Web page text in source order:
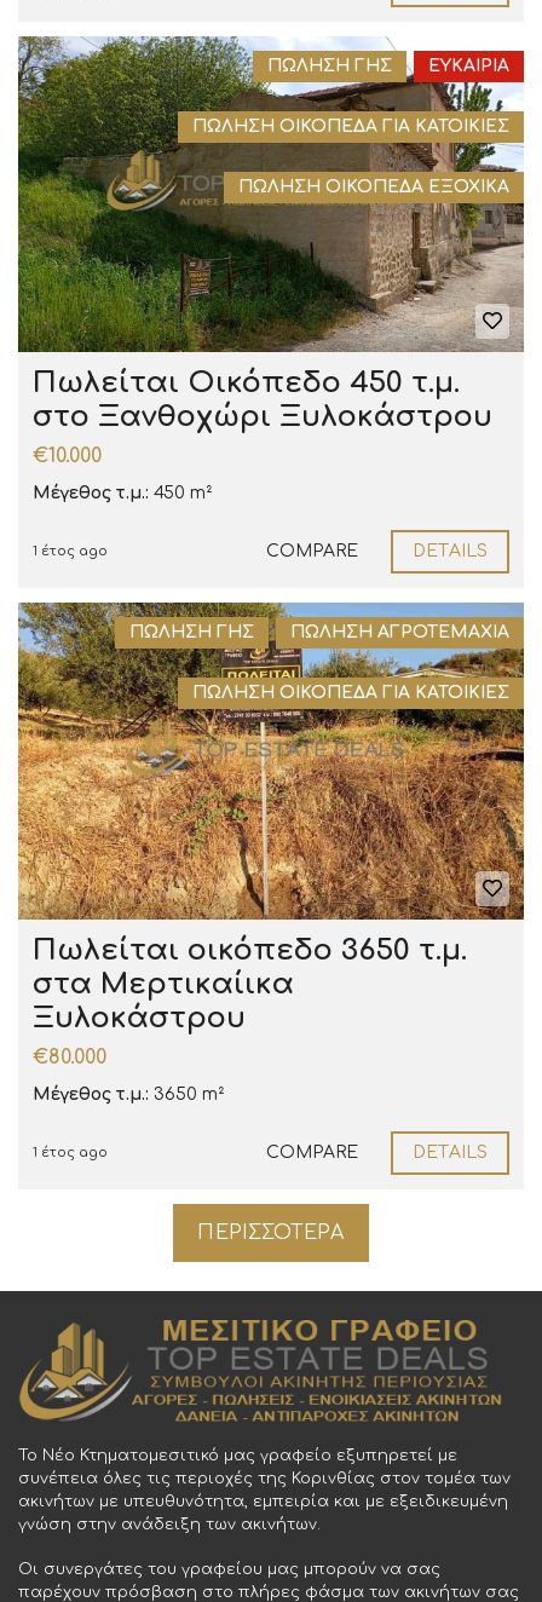
ΕΥΚΑΙΡΊΑ
ΠΏΛΗΣΗ ΓΗΣ
ΠΏΛΗΣΗ ΟΙΚΌΠΕΔΑ ΓΙΑ ΚΑΤΟΙΚΊΕΣ
ΠΏΛΗΣΗ ΟΙΚΌΠΕΔΑ ΕΞΟΧΙΚΆ
Πωλείται Οικόπεδο 450 τ.μ.
στο Ξανθοχώρι Ξυλοκάστρου
€10.000
Μέγεθος τ.μ.: 450 m²
1 έτος ago COMPARE DETAILS
ΠΏΛΗΣΗ ΑΓΡΟΤΕΜΆΧΙΑ
ΠΏΛΗΣΗ ΓΗΣ
ΠΏΛΗΣΗ ΟΙΚΌΠΕΔΑ ΓΙΑ ΚΑΤΟΙΚΊΕΣ
Πωλείται οικόπεδο 3650 τ.μ.
στα Μερτικαίικα
Ξυλοκάστρου
€80.000
Μέγεθος τ.μ.: 3650 m²
1 έτος ago COMPARE DETAILS
ΠΕΡΙΣΣΌΤΕΡΑ
Το Νέο Κτηματομεσιτικό μας γραφείο εξυπηρετεί με
συνέπεια όλες τις περιοχές της Κορινθίας στον τομέα των
ακινήτων με υπευθυνότητα, εμπειρία και με εξειδικευμένη
γνώση στην ανάδειξη των ακινήτων.
Οι συνεργάτες του γραφείου μας μπορούν να σας
παρέχουν πρόσβαση στο πλήρες φάσμα των ακινήτων σας